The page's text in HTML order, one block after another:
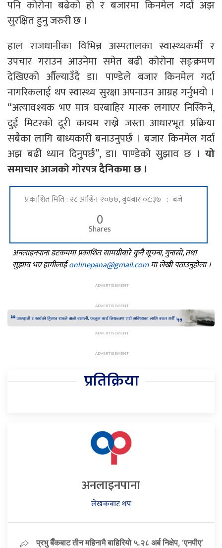
पनि कोरोना बढेको हो र बजारमा किनमेल गर्दा अझ
सुरक्षित हुनु जरुरी छ ।
हाल राजधानीका विभिन्न अस्पतालका स्वास्थ्यकर्मी र
उपचार गराउन आउनेमा समेत बढी कोरोना सङ्क्रमण
देखिएको औँल्याउँदै डा। पाण्डेले बजार किनमेल गर्दा
नागरिकलाई थप स्वास्थ्य सुरक्षा अपनाउन आग्रह गर्नुभयो ।
“अत्यावश्यक भए मात्र घरबाहिर मास्क लगाएर निस्किने,
दुई मिटरको दूरी कायम राख्ने जस्ता आधारभूत प्रक्रिया
सबैका लागि बाध्यकारी बनाउनुपर्छ । बजार किनमेल गर्दा
अझ बढी ध्यान दिनुुपर्छ”, डा। पाण्डेको सुुझाव छ । यो
समाचार आजको गोरपत्र दैनिकमा छ ।
प्रकाशित मिति : २८ आश्विन २०७७, बुधबार ०८:३७ : बजे
0
Shares
अनलाइनपाना डटकममा प्रकाशित सामग्रीबारे कुनै सूचना, गुनासो, तथा
सुझाव भए हामीलाईonlinepana@gmail.comमा लेखी पठाउनुहोला ।
प्रतिक्रिया
अनलाइनपाना
लेखकबाट थप
प्रभु बैँकबाट तीन महिनामै बाहिरियो ५.२८ अर्ब निक्षेप, ‘एनपीए’